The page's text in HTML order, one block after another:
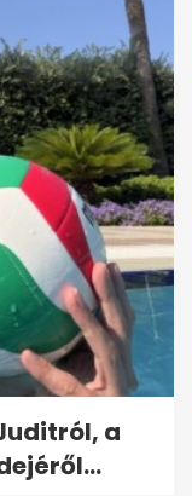
a